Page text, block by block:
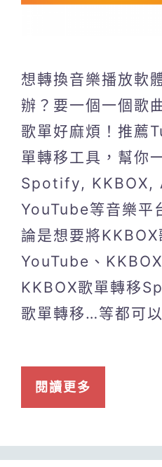
想轉換音樂播放軟
辦？要一個一個歌
歌單好麻煩！推薦
單轉移工具，幫你
Spotify, KKBOX,
YouTube等音樂平
論是想要將KKBOX
YouTube、
KKBOX歌單轉移
歌單轉移…等都可以
閱讀更多